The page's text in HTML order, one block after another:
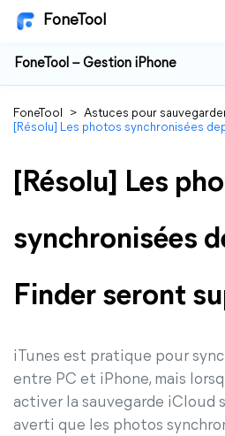
FoneTool
FoneTool – Gestion iPhone
FoneTool > Astuces pour
[Résolu] Les photos synchronisées
[Résolu] Les
synchronisées
Finder seront
iTunes est pratique pour
entre PC et iPhone, mais
activer la sauvegarde iCloud
averti que les photos